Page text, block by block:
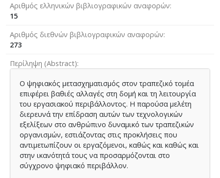
Αριθμός ελληνικών βιβλιογραφικών αναφορών
15
Αριθμός διεθνών βιβλιογραφικών αναφορών
273
Περίληψη (Abstract)
Ο ψηφιακός μετασχηματισμός στον τραπεζικό τομέα
επιφέρει βαθιές αλλαγές στη δομή και τη λειτουργία
του εργασιακού περιβάλλοντος. Η παρούσα μελέτη
διερευνά την επίδραση αυτών των τεχνολογικών
εξελίξεων στο ανθρώπινο δυναμικό των τραπεζικών
οργανισμών, εστιάζοντας στις προκλήσεις που
αντιμετωπίζουν οι εργαζόμενοι, καθώς και καθώς και
στην ικανότητά τους να προσαρμόζονται στο
σύγχρονο ψηφιακό περιβάλλον.